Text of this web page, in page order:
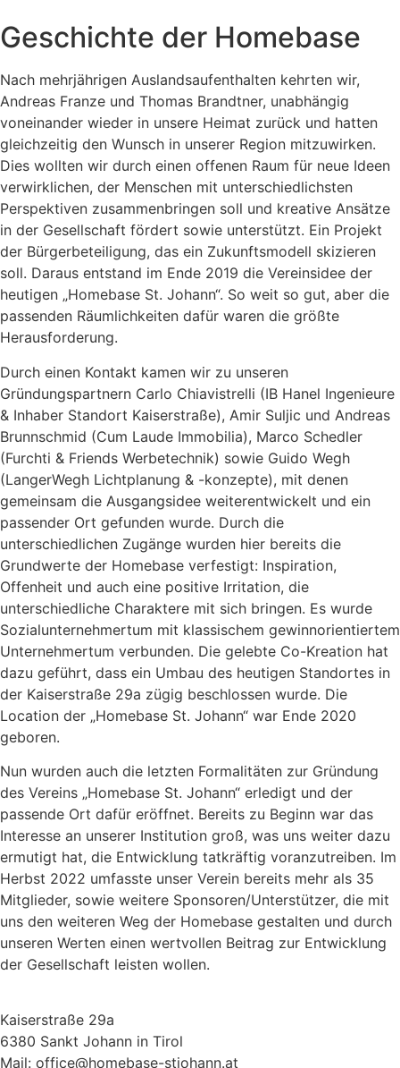
Geschichte der Homebase
Nach mehrjährigen Auslandsaufenthalten kehrten wir,
Andreas Franze und Thomas Brandtner, unabhängig
voneinander wieder in unsere Heimat zurück und hatten
gleichzeitig den Wunsch in unserer Region mitzuwirken.
Dies wollten wir durch einen offenen Raum für neue Ideen
verwirklichen, der Menschen mit unterschiedlichsten
Perspektiven zusammenbringen soll und kreative Ansätze
in der Gesellschaft fördert sowie unterstützt. Ein Projekt
der Bürgerbeteiligung, das ein Zukunftsmodell skizieren
soll. Daraus entstand im Ende 2019 die Vereinsidee der
heutigen „Homebase St. Johann“. So weit so gut, aber die
passenden Räumlichkeiten dafür waren die größte
Herausforderung.
Durch einen Kontakt kamen wir zu unseren
Gründungspartnern Carlo Chiavistrelli (IB Hanel Ingenieure
& Inhaber Standort Kaiserstraße), Amir Suljic und Andreas
Brunnschmid (Cum Laude Immobilia), Marco Schedler
(Furchti & Friends Werbetechnik) sowie Guido Wegh
(LangerWegh Lichtplanung & -konzepte), mit denen
gemeinsam die Ausgangsidee weiterentwickelt und ein
passender Ort gefunden wurde. Durch die
unterschiedlichen Zugänge wurden hier bereits die
Grundwerte der Homebase verfestigt: Inspiration,
Offenheit und auch eine positive Irritation, die
unterschiedliche Charaktere mit sich bringen. Es wurde
Sozialunternehmertum mit klassischem gewinnorientiertem
Unternehmertum verbunden. Die gelebte Co-Kreation hat
dazu geführt, dass ein Umbau des heutigen Standortes in
der Kaiserstraße 29a zügig beschlossen wurde. Die
Location der „Homebase St. Johann“ war Ende 2020
geboren.
Nun wurden auch die letzten Formalitäten zur Gründung
des Vereins „Homebase St. Johann“ erledigt und der
passende Ort dafür eröffnet. Bereits zu Beginn war das
Interesse an unserer Institution groß, was uns weiter dazu
ermutigt hat, die Entwicklung tatkräftig voranzutreiben. Im
Herbst 2022 umfasste unser Verein bereits mehr als 35
Mitglieder, sowie weitere Sponsoren/Unterstützer, die mit
uns den weiteren Weg der Homebase gestalten und durch
unseren Werten einen wertvollen Beitrag zur Entwicklung
der Gesellschaft leisten wollen.
Kaiserstraße 29a
6380 Sankt Johann in Tirol
Mail: office@homebase-stjohann.at